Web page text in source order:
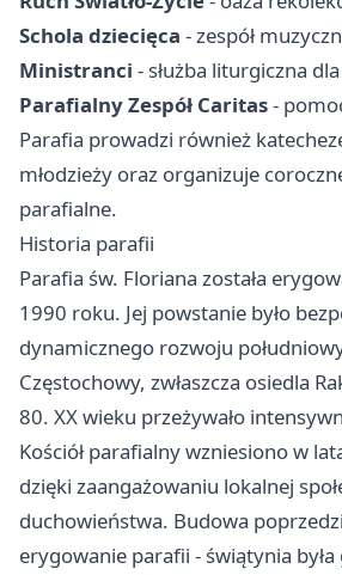
Schola dziecięca - zespół
Ministranci - służba liturgiczna
Parafialny Zespół Caritas-
Parafia prowadzi również
młodzieży oraz organizuje
parafialne.
Historia parafii
Parafia św. Floriana została
1990 roku. Jej powstanie było
dynamicznego rozwoju
Częstochowy, zwłaszcza osiedla
80. XX wieku przeżywało
Kościół parafialny wzniesiono w
dzięki zaangażowaniu lokalnej
duchowieństwa. Budowa
erygowanie parafii - świątynia